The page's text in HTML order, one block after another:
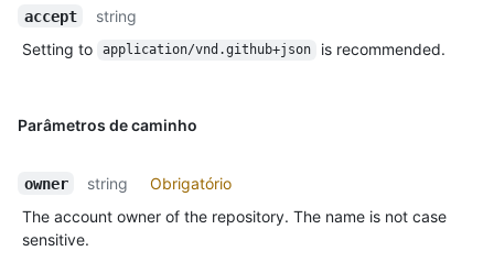
accept
string
Setting to
application/vnd.github+json is recommended.
Parâmetros de caminho
owner string
Obrigatório
The account owner of the repository. The name is not case
sensitive.